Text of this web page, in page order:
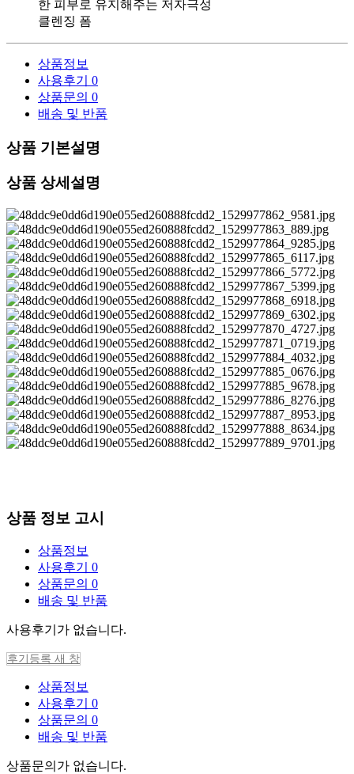
한 피부로 유지해주는 저자극성
클렌징 폼
상품정보
사용후기 0
상품문의 0
배송 및 반품
상품 기본설명
상품 상세설명
상품 정보 고시
상품정보
사용후기 0
상품문의 0
배송 및 반품
사용후기가 없습니다.
후기등록 새 창
상품정보
사용후기 0
상품문의 0
배송 및 반품
상품문의가 없습니다.